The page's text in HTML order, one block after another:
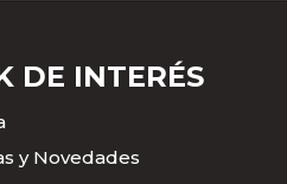
DE INTERÉS
y Novedades